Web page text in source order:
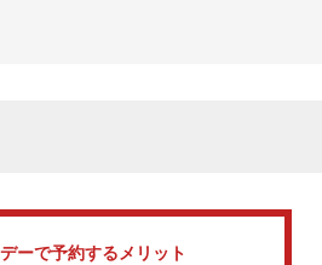
ーで予約するメリット